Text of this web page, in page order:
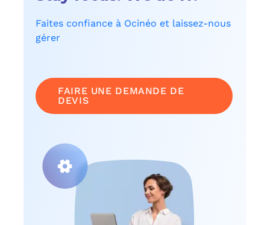
Faites confiance à Ocinéo et laissez-nous
gérer
FAIRE UNE DEMANDE DE
DEVIS